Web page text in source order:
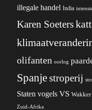
illegale handel India
Karen Soeters
olifanten oorlog
Spanjestroperij
Staten vogels VS
Zuid-Afrika